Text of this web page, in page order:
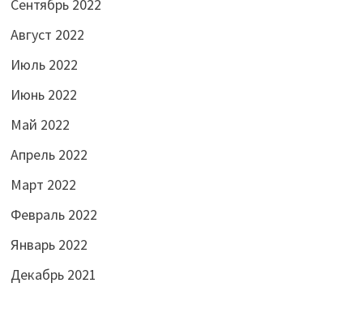
Сентябрь 2022
Август 2022
Июль 2022
Июнь 2022
Май 2022
Апрель 2022
Март 2022
Февраль 2022
Январь 2022
Декабрь 2021